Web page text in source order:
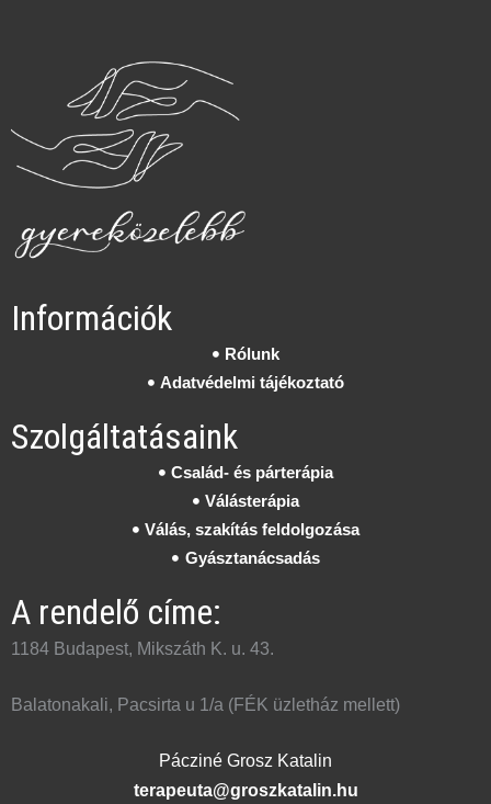
Információk
Rólunk
Adatvédelmi tájékoztató
Szolgáltatásaink
Család- és párterápia
Válásterápia
Válás, szakítás feldolgozása
Gyásztanácsadás
A rendelő címe:
1184 Budapest, Mikszáth K. u. 43.
Balatonakali, Pacsirta u 1/a (FÉK üzletház mellett)
Pácziné Grosz Katalin
terapeuta@groszkatalin.hu